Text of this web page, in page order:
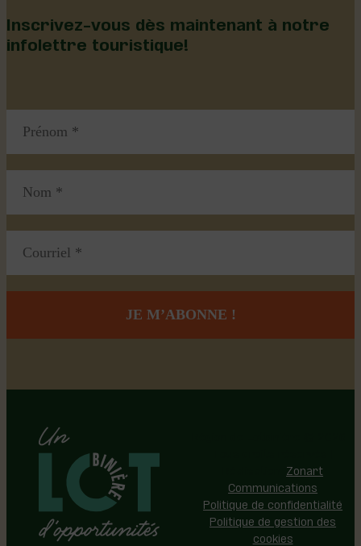
Inscrivez-vous dès maintenant à notre
infolettre touristique!
Zonart
Communications
Politique de confidentialité
Politique de gestion des
cookies